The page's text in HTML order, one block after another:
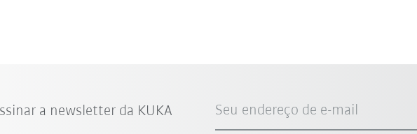
a newsletter da KUKA Seu endereço de e-mail